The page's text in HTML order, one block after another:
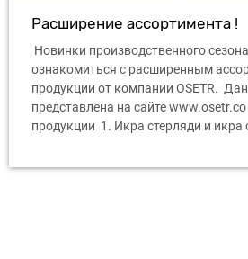
Расширение ассортимента !
Новинки производственного
ознакомиться с расширенным
продукции от компании OSETR.
представлена ​​на сайте
продукции 1. Икра стерляди и икра